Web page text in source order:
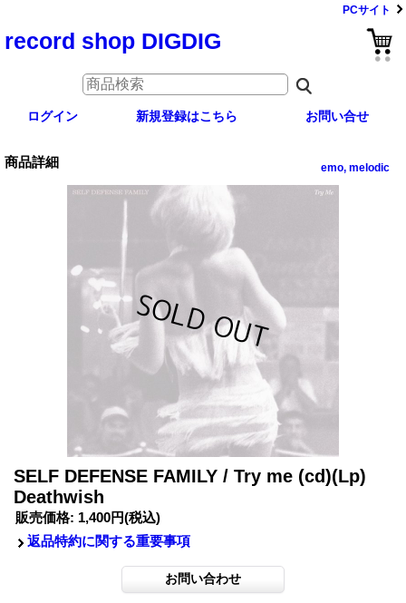
PCサイト
record shop DIGDIG
ログイン 新規登録はこちら お問い合せ
商品詳細 emo, melodic
SELF DEFENSE FAMILY / Try me (cd)(Lp)
Deathwish
販売価格: 1,400円(税込)
返品特約に関する重要事項